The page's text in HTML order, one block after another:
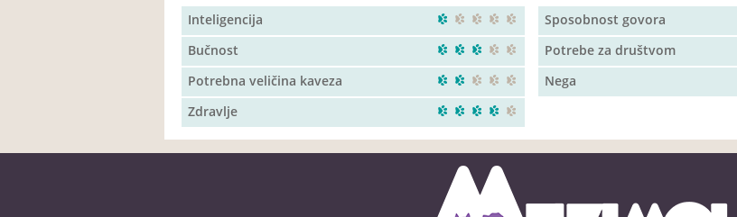
Inteligencija
Bučnost
Potrebna veličina kaveza
Zdravlje
Sposobnost govora
Potrebe za društvom
Nega